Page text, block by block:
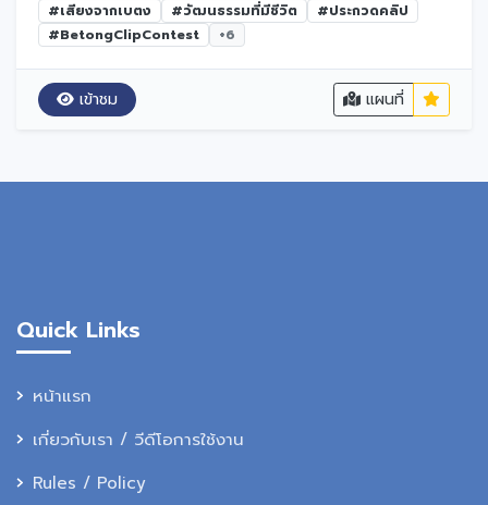
#เสียงจากเบตง #วัฒนธรรมที่มีชีวิต
#ประกวดคลิป
#BetongClipContest
+6
เข้าชม แผนที่
Quick Links
หน้าแรก
เกี่ยวกับเรา / วีดีโอการใช้งาน
Rules / Policy